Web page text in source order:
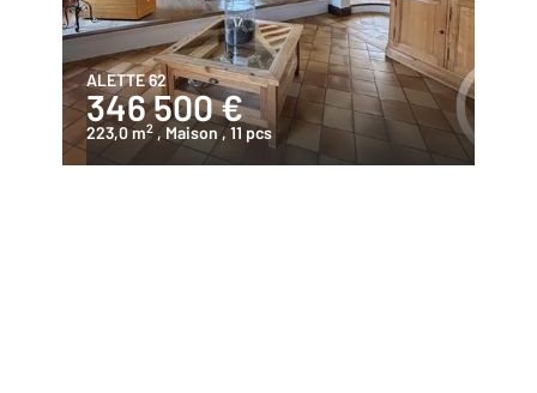
ALETTE 62
346 500 €
223,0 m2 , Maison , 11 pcs